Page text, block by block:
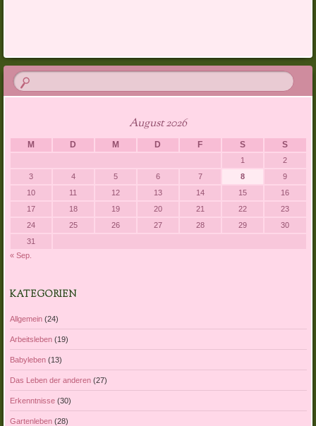
August 2026
M D M D F S S
1
2
3
4 5 6 7 8
9
10
11 12 13 14 15
16
17
18 19 20 21 22
23
24
25 26 27 28 29
30
31
« Sep.
KATEGORIEN
Allgemein(24)
Arbeitsleben(19)
Babyleben(13)
Das Leben der anderen(27)
Erkenntnisse(30)
Gartenleben(28)